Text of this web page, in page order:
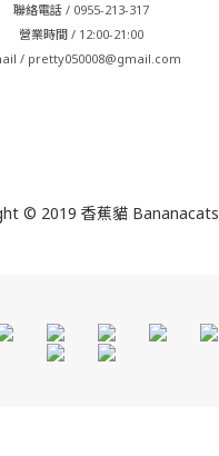
聯絡電話 / 0955-213-317
營業時間 / 12:00-21:00
/ pretty050008@gmail.com
© 2019 香蕉貓 Bananacats